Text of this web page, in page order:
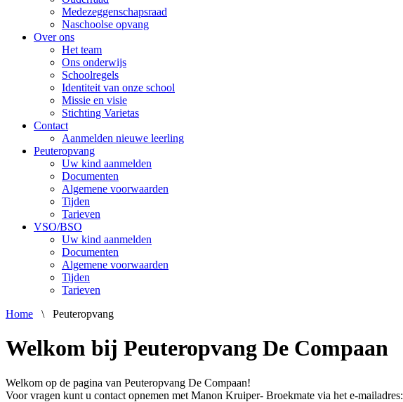
Medezeggenschapsraad
Naschoolse opvang
Over ons
Het team
Ons onderwijs
Schoolregels
Identiteit van onze school
Missie en visie
Stichting Varietas
Contact
Aanmelden nieuwe leerling
Peuteropvang
Uw kind aanmelden
Documenten
Algemene voorwaarden
Tijden
Tarieven
VSO/BSO
Uw kind aanmelden
Documenten
Algemene voorwaarden
Tijden
Tarieven
Home
\ Peuteropvang
Welkom bij Peuteropvang De Compaan
Welkom op de pagina van Peuteropvang De Compaan!
Voor vragen kunt u contact opnemen met Manon Kruiper- Broekmate via het e-mailadres: